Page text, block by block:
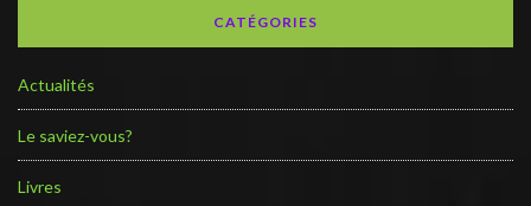
CATÉGORIES
Actualités
Le saviez-vous?
Livres